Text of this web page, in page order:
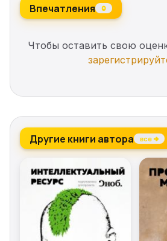
Впечатления 0
Чтобы оставить свою
Другие книги автора все →